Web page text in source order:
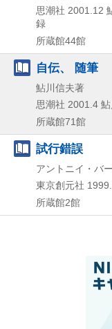
思潮社 2001.12
録
所蔵館44館
自伝、 随筆
鮎川信夫著
思潮社 2001.4
所蔵館71館
試行錯誤
アントニイ・バ
東京創元社
所蔵館2館